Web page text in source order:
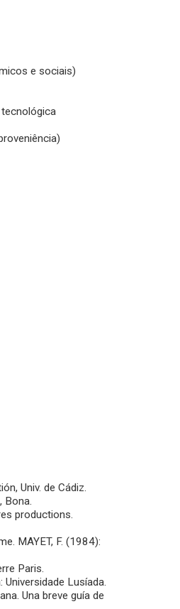
e sociais)
Univ. de Cádiz.
Bona.
productions.
MAYET, F. (1984):
Paris.
Lusíada.
Una breve guía de